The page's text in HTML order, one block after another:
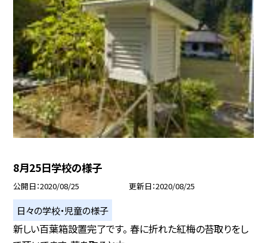
8月25日学校の様子
公開日 2020/08/25 更新日 2020/08/25
日々の学校・児童の様子
新しい百葉箱設置完了です。 春に折れた紅梅の苔取りをし